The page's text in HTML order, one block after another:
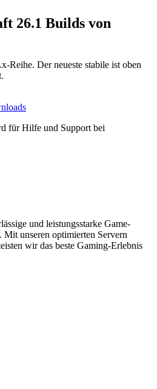
26.1 Builds von
Reihe. Der neueste stabile ist oben
für Hilfe und Support bei
und leistungsstarke Game-
unseren optimierten Servern
wir das beste Gaming-Erlebnis